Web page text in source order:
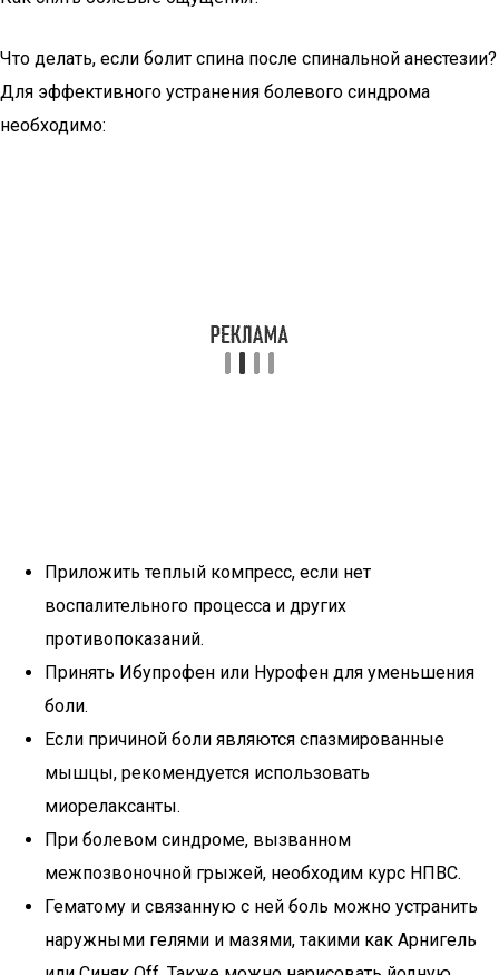
Что делать, если болит спина после спинальной анестезии?
Для эффективного устранения болевого синдрома
необходимо:
Приложить теплый компресс, если нет
воспалительного процесса и других
противопоказаний.
Принять Ибупрофен или Нурофен для уменьшения
боли.
Если причиной боли являются спазмированные
мышцы, рекомендуется использовать
миорелаксанты.
При болевом синдроме, вызванном
межпозвоночной грыжей, необходим курс НПВС.
Гематому и связанную с ней боль можно устранить
наружными гелями и мазями, такими как Арнигель